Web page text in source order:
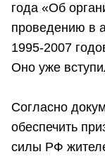
года «Об
проведению в
1995-2007
Оно уже
Согласно
обеспечить
силы РФ